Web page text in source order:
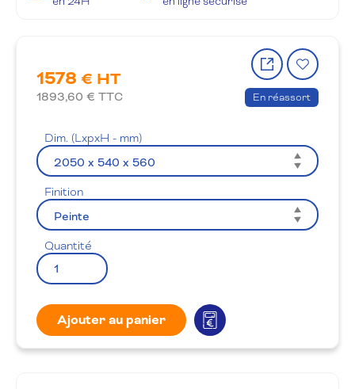
1578 € HT
1893,60 € TTC
Partager
le
produit
à
la
En réassort
Dim. (LxpxH - mm)
Finition
Quantité
Ajouter au panier